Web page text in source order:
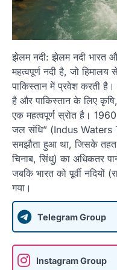
झेलम नदी: झेलम नदी भारत
महत्वपूर्ण नदी है, जो
पाकिस्तान में प्रवेश करती
है और पाकिस्तान के लिए
एक महत्वपूर्ण स्रोत है।
जल संधि” (Indus Waters
समझौता हुआ था, जिसके तहत
चिनाब, सिंधु) का अधिकतर
जबकि भारत को पूर्वी नदियों
गया।
Telegram Group
Instagram Group